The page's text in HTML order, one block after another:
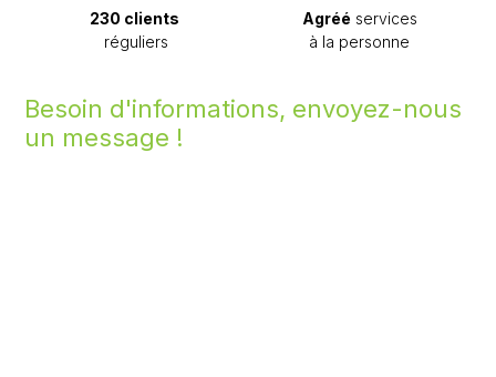
230 clients
réguliers
Agréé services
à la personne
Besoin d'informations, envoyez-nous
un message !